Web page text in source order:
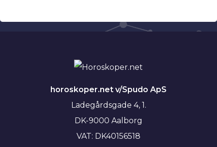
horoskoper.net v/Spudo ApS
Ladegårdsgade 4, 1.
DK-9000 Aalborg
VAT: DK40156518